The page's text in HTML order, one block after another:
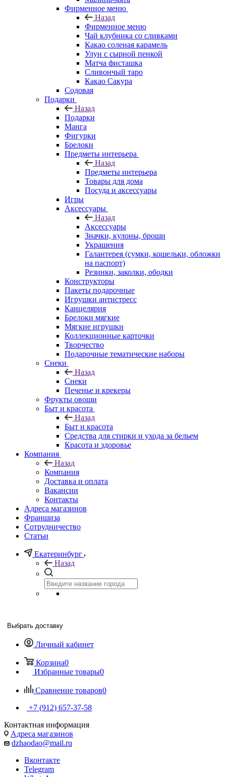
Фирменное меню
Назад
Фирменное меню
Чай клубника со сливками
Какао соленая карамель
Улун с сырной пенкой
Матча фисташка
Сливончый таро
Какао Сакура
Содовая
Подарки
Назад
Подарки
Манга
Фигурки
Брелоки
Предметы интерьера
Назад
Предметы интерьера
Товары для дома
Посуда и аксессуары
Игры
Аксессуары
Назад
Аксессуары
Значки, кулоны, броши
Украшения
Галантерея (сумки, кошельки, обложки
на паспорт)
Резинки, заколки, ободки
Конструкторы
Пакеты подарочные
Игрушки антистресс
Канцелярия
Брелоки мягкие
Мягкие игрушки
Коллекционные карточки
Творчество
Подарочные тематические наборы
Снеки
Назад
Снеки
Печенье и крекеры
Фрукты овощи
Быт и красота
Назад
Быт и красота
Средства для стирки и ухода за бельем
Красота и здоровье
Компания
Назад
Компания
Доставка и оплата
Вакансии
Контакты
Адреса магазинов
Франшиза
Сотрудничество
Статьи
Екатеринбург
Назад
Выбрать доставку
Личный кабинет
Корзина0
Избранные товары0
Сравнение товаров0
+7 (912) 657-37-58
Контактная информация
Адреса магазинов
dzhaodao@mail.ru
Вконтакте
Telegram